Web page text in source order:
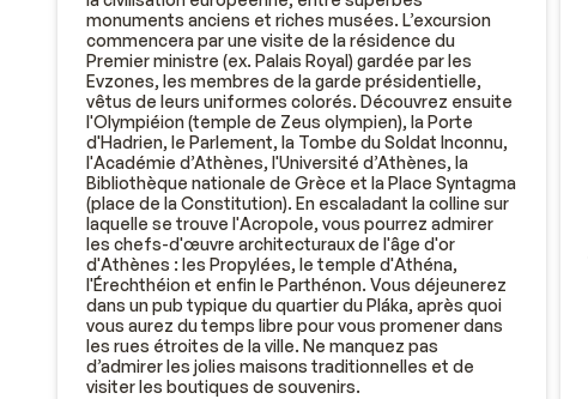
monuments anciens et riches musées. L’excursion
commencera par une visite de la résidence du
Premier ministre (ex. Palais Royal) gardée par les
Evzones, les membres de la garde présidentielle,
vêtus de leurs uniformes colorés. Découvrez ensuite
l'Olympiéion (temple de Zeus olympien), la Porte
d'Hadrien, le Parlement, la Tombe du Soldat Inconnu,
l'Académie d’Athènes, l'Université d’Athènes, la
Bibliothèque nationale de Grèce et la Place Syntagma
(place de la Constitution). En escaladant la colline sur
laquelle se trouve l'Acropole, vous pourrez admirer
les chefs-d'œuvre architecturaux de l'âge d'or
d'Athènes : les Propylées, le temple d'Athéna,
l'Érechthéion et enfin le Parthénon. Vous déjeunerez
dans un pub typique du quartier du Pláka, après quoi
vous aurez du temps libre pour vous promener dans
les rues étroites de la ville. Ne manquez pas
d’admirer les jolies maisons traditionnelles et de
visiter les boutiques de souvenirs.